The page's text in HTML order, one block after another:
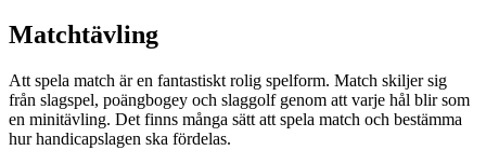
Matchtävling
Att spela match är en fantastiskt rolig spelform. Match skiljer sig
från slagspel, poängbogey och slaggolf genom att varje hål blir som
en minitävling. Det finns många sätt att spela match och bestämma
hur handicapslagen ska fördelas.